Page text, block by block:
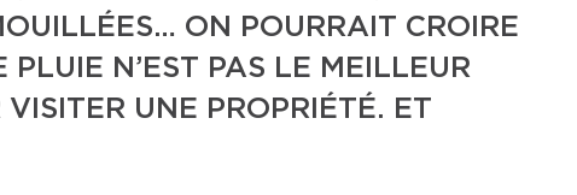
ON POURRAIT CROIRE
PLUIE N’EST PAS LE MEILLEUR
VISITER UNE PROPRIÉTÉ. ET